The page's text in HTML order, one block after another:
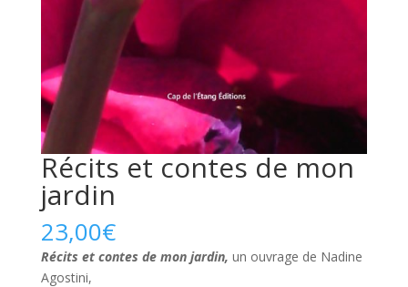
Récits et contes de mon
jardin
23,00€
Récits et contes de mon jardin, un ouvrage de Nadine
Agostini,